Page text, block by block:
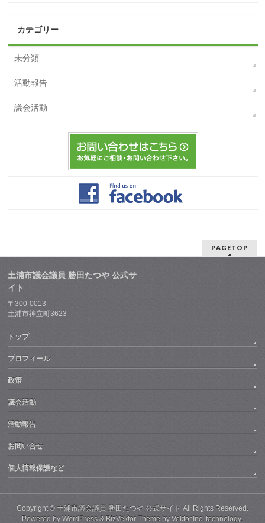
カテゴリー
未分類
活動報告
議会活動
PAGETOP
土浦市議会議員 勝田たつや 公式サ
イト
〒300-0013
土浦市神立町3623
トップ
プロフィール
政策
議会活動
活動報告
お問い合せ
個人情報保護など
Copyright © 土浦市議会議員 勝田たつや 公式サイト All Rights Reserved.
Powered byWordPress & BizVektor Theme byVektor,Inc. technology.